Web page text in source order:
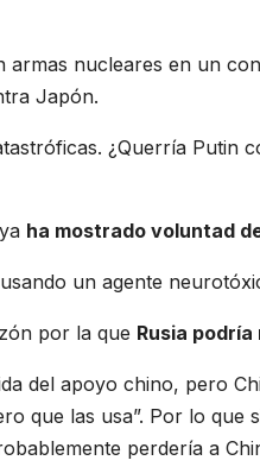
armas nucleares en un
Japón.
¿Querría Putin
ha mostrado voluntad
un agente
por la que Rusia
del apoyo chino, pero
que las usa”. Por lo
perdería a